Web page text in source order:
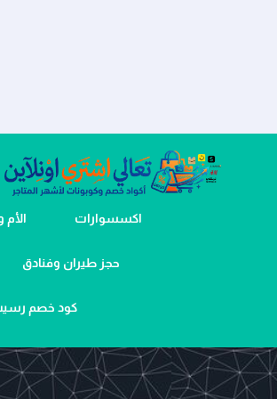
اكسسوارات
حجز طيران وفنادق
كود خصم